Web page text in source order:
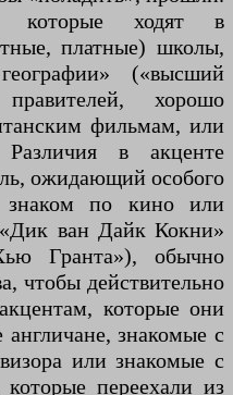
которые ходят в
платные) школы,
(«высший
хорошо
фильмам, или
в акценте
ожидающий особого
по кино или
ван Дайк Кокни»
Гранта»), обычно
чтобы действительно
которые они
знакомые с
или знакомые с
переехали из